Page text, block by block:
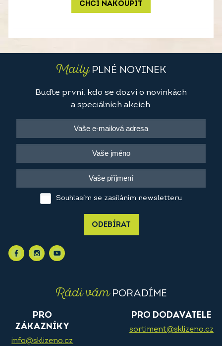
CHCI NAKOUPIT
MailyPLNÉ NOVINEK
Buďte první, kdo se dozví o novinkách
a speciálních akcích.
Souhlasím se zasíláním newsletteru
ODEBÍRAT
Rádi vámPORADÍME
PRO
ZÁKAZNÍKY
info@sklizeno.cz
PRO DODAVATELE
sortiment@sklizeno.cz